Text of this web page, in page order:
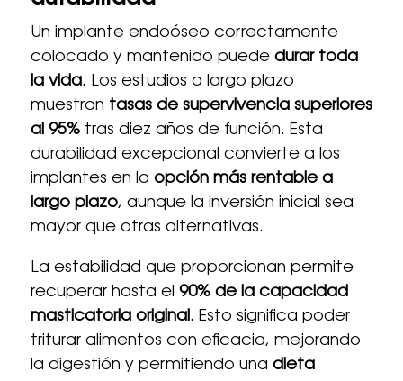
Un implante endoóseo correctamente
colocado y mantenido puede durar toda
la vida. Los estudios a largo plazo
muestran tasas de supervivencia superiores
al 95%tras diez años de función. Esta
durabilidad excepcional convierte a los
implantes en la opción más rentable a
largo plazo, aunque la inversión inicial sea
mayor que otras alternativas.
La estabilidad que proporcionan permite
recuperar hasta el 90% de la capacidad
masticatoria original. Esto significa poder
triturar alimentos con eficacia, mejorando
la digestión y permitiendo una dieta